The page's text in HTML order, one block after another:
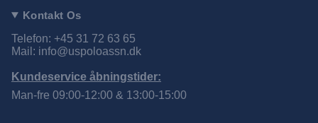
Kontakt Os
Telefon: +45 31 72 63 65
Mail: info@uspoloassn.dk
Kundeservice åbningstider:
Man-fre 09:00-12:00 & 13:00-15:00